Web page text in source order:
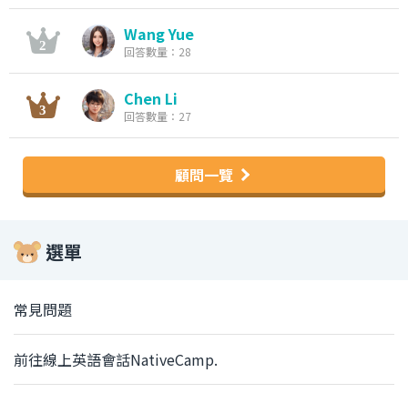
Wang Yue
回答數量：28
Chen Li
回答數量：27
顧問一覽
選單
常見問題
前往線上英語會話NativeCamp.